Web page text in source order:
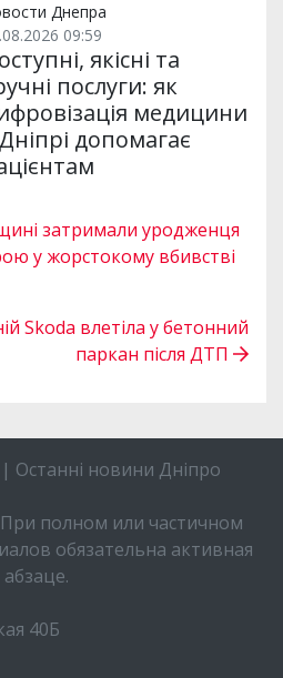
Днепра
09:59
якісні та
послуги: як
медицини
допомагає
затримали уродженця
у жорстокому вбивстві
Skoda влетіла у бетонний
паркан після ДТП
новини Дніпро
полном или частичном
обязательна активная
40Б